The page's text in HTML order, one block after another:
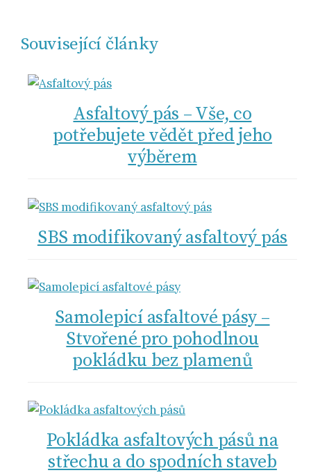
Související články
Asfaltový pás – Vše, co
potřebujete vědět před jeho
výběrem
SBS modifikovaný asfaltový pás
Samolepicí asfaltové pásy –
Stvořené pro pohodlnou
pokládku bez plamenů
Pokládka asfaltových pásů na
střechu a do spodních staveb